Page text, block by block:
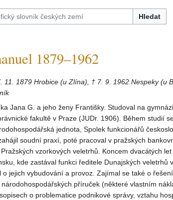
Hledat
1879–1962
11. 1879 Hrobice (u Zlína), † 7. 9. 1962 Nespeky (u
Jana G. a jeho ženy Františky. Studoval na
fakultě v Praze (JUDr. 1906). Během studií
jednota, Spolek funkcionářů
soudní praxí, poté pracoval v pražských
vzorkových veletrhů. Koncem dvacátých
kde zastával funkci ředitele Dunajských veletrhů
o jejich vybudování a provoz. Zajímal se také o
příruček (některé vlastním
o problematice podnikové správy, vztahu